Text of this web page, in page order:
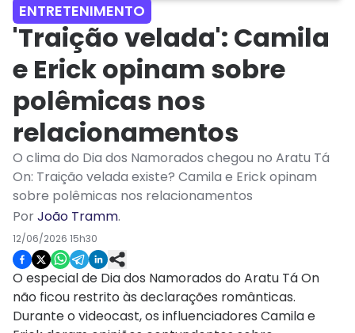
ENTRETENIMENTO
'Traição velada': Camila
e Erick opinam sobre
polêmicas nos
relacionamentos
O clima do Dia dos Namorados chegou no Aratu Tá
On: Traição velada existe? Camila e Erick opinam
sobre polêmicas nos relacionamentos
PorJoão Tramm.
12/06/2026 15h30
O especial de Dia dos Namorados do Aratu Tá On
não ficou restrito às declarações românticas.
Durante o videocast, os influenciadores Camila e